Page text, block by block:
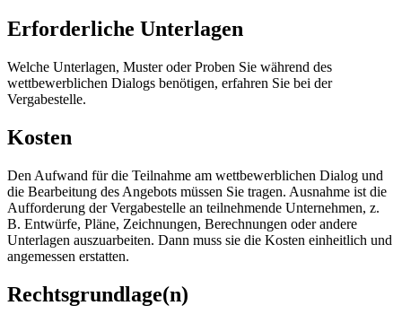
Erforderliche Unterlagen
Welche Unterlagen, Muster oder Proben Sie während des
wettbewerblichen Dialogs benötigen, erfahren Sie bei der
Vergabestelle.
Kosten
Den Aufwand für die Teilnahme am wettbewerblichen Dialog und
die Bearbeitung des Angebots müssen Sie tragen. Ausnahme ist die
Aufforderung der Vergabestelle an teilnehmende Unternehmen, z.
B. Entwürfe, Pläne, Zeichnungen, Berechnungen oder andere
Unterlagen auszuarbeiten. Dann muss sie die Kosten einheitlich und
angemessen erstatten.
Rechtsgrundlage(n)